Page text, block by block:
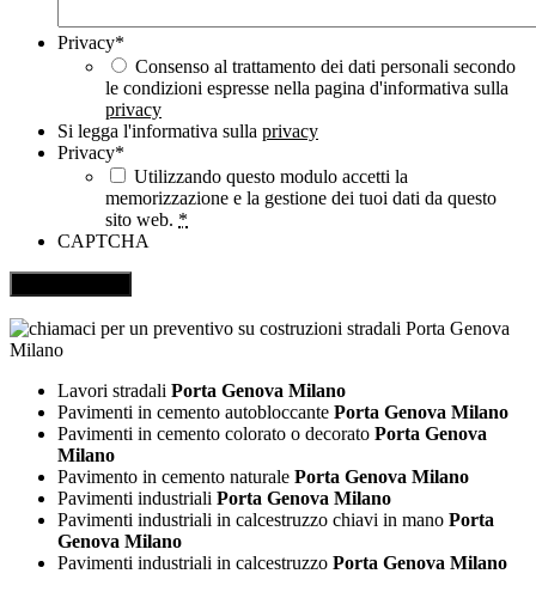
Privacy*
Consenso al trattamento dei dati personali secondo
le condizioni espresse nella pagina d'informativa sulla
privacy
Si legga l'informativa sulla privacy
Privacy*
Utilizzando questo modulo accetti la
memorizzazione e la gestione dei tuoi dati da questo
sito web. *
CAPTCHA
Lavori stradali Porta Genova Milano
Pavimenti in cemento autobloccante Porta Genova Milano
Pavimenti in cemento colorato o decorato Porta Genova
Milano
Pavimento in cemento naturale Porta Genova Milano
Pavimenti industriali Porta Genova Milano
Pavimenti industriali in calcestruzzo chiavi in mano Porta
Genova Milano
Pavimenti industriali in calcestruzzo Porta Genova Milano